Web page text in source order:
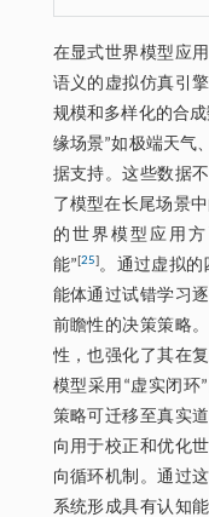
在显式世界模型应
语义的虚拟仿真引
规模和多样化的合
缘场景”如极端天气
据支持。这些数据
了模型在长尾场景
的世界模型应用
能”[25]。通过虚拟的
能体通过试错学习
前瞻性的决策策略
性，也强化了其在
模型采用“虚实闭环
策略可迁移至真实
向用于校正和优化
向循环机制。通过
系统形成具有认知